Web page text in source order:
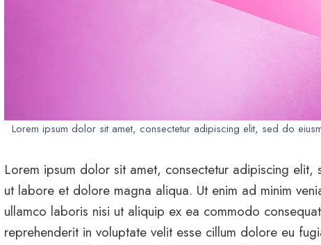
Lorem ipsum dolor sit amet, consectetur adipiscing elit, sed do
Lorem ipsum dolor sit amet, consectetur adipiscing
ut labore et dolore magna aliqua. Ut enim ad minim
ullamco laboris nisi ut aliquip ex ea commodo
reprehenderit in voluptate velit esse cillum dolore eu